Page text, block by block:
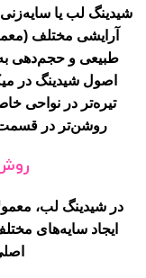
شیدینگ لب یا سایه‌زنی
آرایشی مختلف
طبیعی و حجم‌دهی به
اصول شیدینگ در
تیره‌تر در نواحی
روشن‌تر در
در شیدینگ لب،
ایجاد سایه‌های